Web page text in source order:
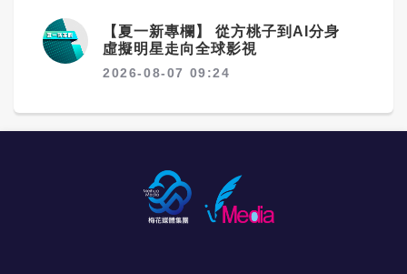
【夏一新專欄】 從方桃子到AI分身
虛擬明星走向全球影視
2026-08-07 09:24